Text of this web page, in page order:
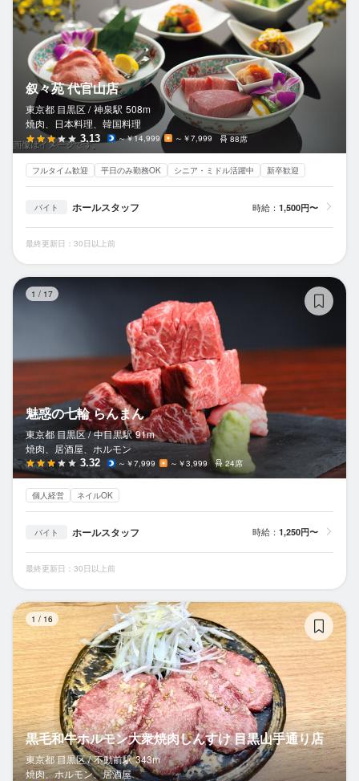
叙々苑 代官山店
東京都 目黒区 / 神泉駅 508m
焼肉、日本料理、韓国料理
3.13 ～￥14,999 ～￥7,999 88席
フルタイム歓迎 平日のみ勤務OK シニア・ミドル活躍中 新卒歓迎
バイト ホールスタッフ 時給： 1,500円〜
最終更新日：30日以上前
1 / 17
魅惑の七輪 らんまん
東京都 目黒区 / 中目黒駅 91m
焼肉、居酒屋、ホルモン
3.32 ～￥7,999 ～￥3,999 24席
個人経営 ネイルOK
バイト ホールスタッフ 時給： 1,250円〜
最終更新日：30日以上前
1 / 16
黒毛和牛ホルモン大衆焼肉しんすけ 目黒山手通り店
東京都 目黒区 / 不動前駅 343m
焼肉、ホルモン、居酒屋